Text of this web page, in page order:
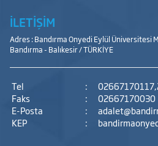
İLETİŞİM
Adres : Bandırma Onyedi Eylül Üniversitesi
Bandırma - Balıkesir / TÜRKİYE
Tel :
Faks
:
02667170030
E-Posta
:
KEP
: